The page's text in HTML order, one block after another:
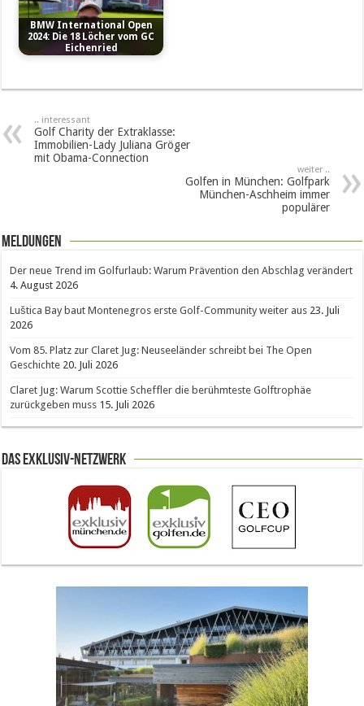
BMW International Open
2024: Die 18 Löcher vom GC
Eichenried
.. interessant
Golf Charity der Extraklasse:
Immobilien-Lady Juliana Gröger
mit Obama-Connection
weiter ..
Golfen in München: Golfpark
München-Aschheim immer
populärer
Meldungen
Der neue Trend im Golfurlaub: Warum Prävention den Abschlag verändert
4. August 2026
Luštica Bay baut Montenegros erste Golf-Community weiter aus 23. Juli
2026
Vom 85. Platz zur Claret Jug: Neuseeländer schreibt bei The Open
Geschichte 20. Juli 2026
Claret Jug: Warum Scottie Scheffler die berühmteste Golftrophäe
zurückgeben muss 15. Juli 2026
Das Exklusiv-Netzwerk